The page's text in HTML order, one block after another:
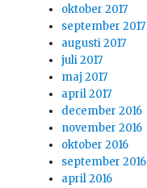
oktober 2017
september 2017
augusti 2017
juli 2017
maj 2017
april 2017
december 2016
november 2016
oktober 2016
september 2016
april 2016